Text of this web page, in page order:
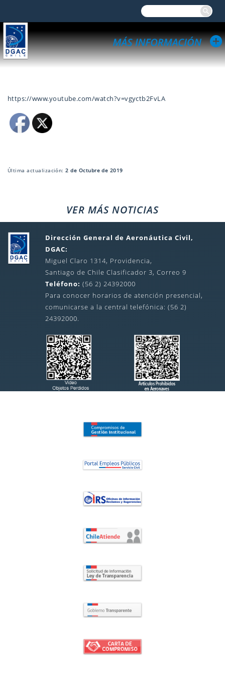
https://www.youtube.com/watch?v=vgyctb2FvLA
Última actualización:2 de Octubre de 2019
VER MÁS NOTICIAS
Dirección General de Aeronáutica Civil,
DGAC:
Miguel Claro 1314, Providencia,
Santiago de Chile Clasificador 3, Correo 9
Teléfono: (56 2) 24392000
Para conocer horarios de atención presencial,
comunicarse a la central telefónica: (56 2)
24392000.